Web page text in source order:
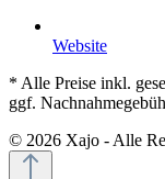
Website
* Alle Preise inkl.
ggf.
© 2026 Xajo - Alle